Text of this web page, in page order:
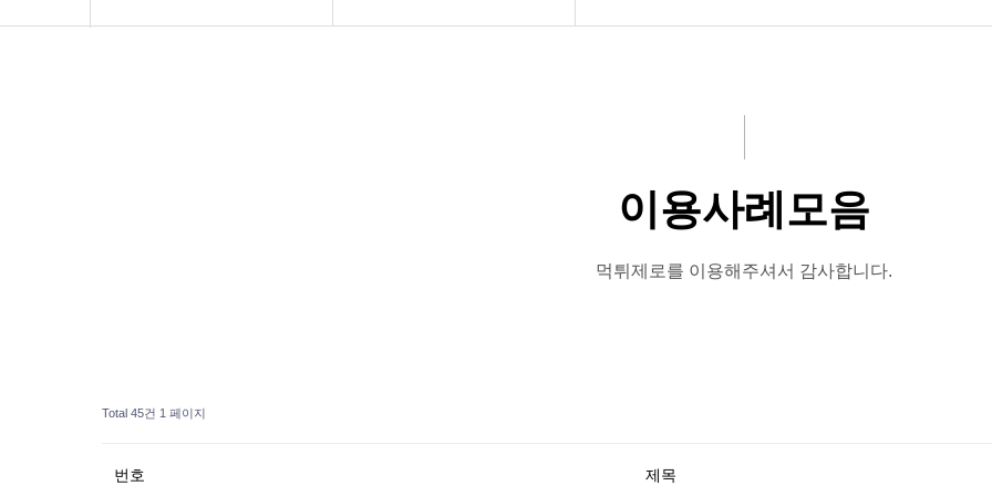
이용사례모음
먹튀제로를 이용해주셔서 감사합니다.
Total 45건 1 페이지
번호 제목